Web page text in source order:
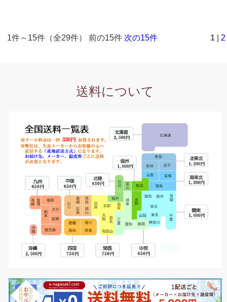
1件～15件（全29件） 前の15件 次の15件 1 2
送料について